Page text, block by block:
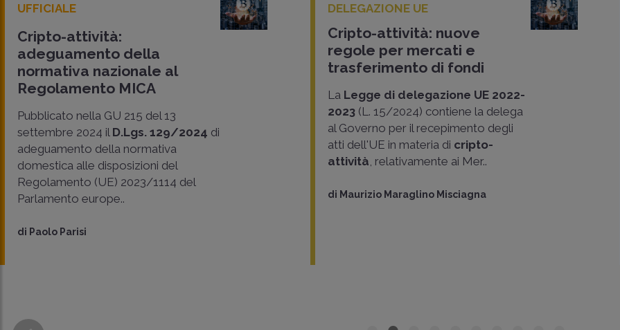
UFFICIALE
Cripto-attività:
adeguamento della
normativa nazionale al
Regolamento MICA
Pubblicato nella GU 215 del 13
settembre 2024 il D.Lgs. 129/2024 di
adeguamento della normativa
domestica alle disposizioni del
Regolamento (UE) 2023/1114 del
Parlamento europe..
di Paolo Parisi
DELEGAZIONE UE
Cripto-attività: nuove
regole per mercati e
trasferimento di fondi
La Legge di delegazione UE 2022-
2023 (L. 15/2024) contiene la delega
al Governo per il recepimento degli
atti dell'UE in materia di cripto-
attività , relativamente ai Mer..
di Maurizio Maraglino Misciagna